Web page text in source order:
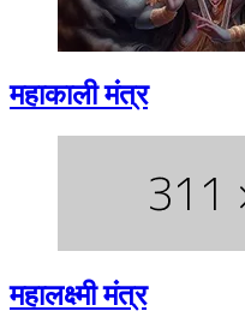
महाकाली मंत्र
महालक्ष्मी मंत्र